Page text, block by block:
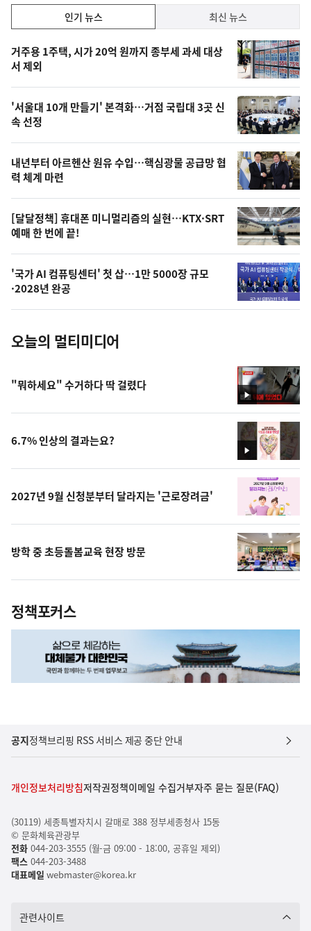
인
기,
최
신,
오
늘
의
영
상
오
늘
의
사
진
인기 뉴스 최신 뉴스
인
기
뉴
스
거주용 1주택, 시가 20억 원까지 종부세 과세 대상
서 제외
'서울대 10개 만들기' 본격화…거점 국립대 3곳 신
속 선정
내년부터 아르헨산 원유 수입…핵심광물 공급망 협
력 체계 마련
[달달정책] 휴대폰 미니멀리즘의 실현…KTX·SRT
예매 한 번에 끝!
'국가 AI 컴퓨팅센터' 첫 삽…1만 5000장 규모
·2028년 완공
오늘의 멀티미디어
영
상
"뭐하세요" 수거하다 딱 걸렸다
영
상
6.7% 인상의 결과는요?
2027년 9월 신청분부터 달라지는 '근로장려금'
방학 중 초등돌봄교육 현장 방문
정책포커스
공지정책브리핑 RSS 서비스 제공 중단 안내
개인정보처리방침저작권정책이메일 수집거부자주 묻는 질문(FAQ)
(30119) 세종특별자치시 갈매로 388 정부세종청사 15동
© 문화체육관광부
전화044-203-3555 (월-금 09:00 - 18:00, 공휴일 제외)
팩스 044-203-3488
대표메일 webmaster@korea.kr
관련사이트